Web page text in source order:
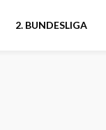
2. BUNDESLIGA